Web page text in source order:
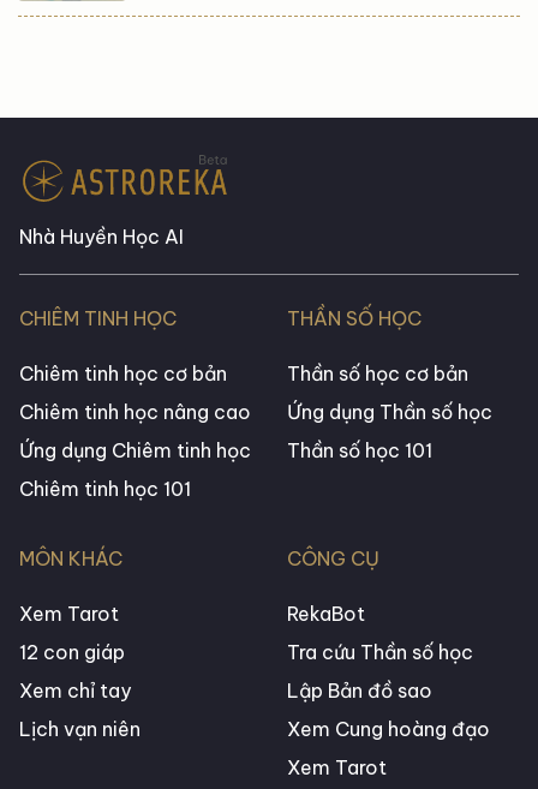
Nhà Huyền Học AI
CHIÊM TINH HỌC
Chiêm tinh học cơ bản
Chiêm tinh học nâng cao
Ứng dụng Chiêm tinh học
Chiêm tinh học 101
THẦN SỐ HỌC
Thần số học cơ bản
Ứng dụng Thần số học
Thần số học 101
MÔN KHÁC
Xem Tarot
12 con giáp
Xem chỉ tay
Lịch vạn niên
CÔNG CỤ
RekaBot
Tra cứu Thần số học
Lập Bản đồ sao
Xem Cung hoàng đạo
Xem Tarot